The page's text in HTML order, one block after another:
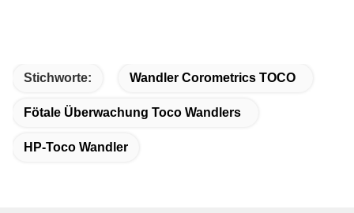
Stichworte: Wandler Corometrics TOCO
Fötale Überwachung Toco Wandlers
HP-Toco Wandler